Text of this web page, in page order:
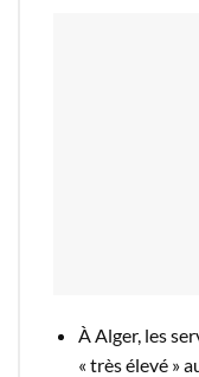
À Alger, les
« très élevé »